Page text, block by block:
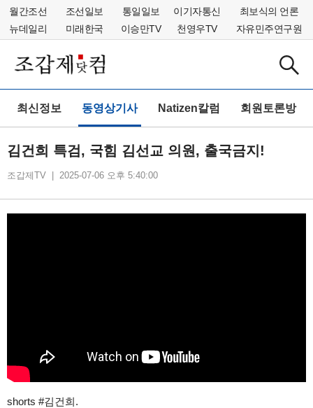
월간조선 조선일보 통일일보 이기자통신
최보식의 언론
뉴데일리
미래한국 이승만TV 천영우TV 자유민주연구원
최신정보 동영상기사 Natizen칼럼 회원토론방
김건희 특검, 국힘 김선교 의원, 출국금지!
조갑제TV | 2025-07-06 오후 5:40:00
shorts #김건희.